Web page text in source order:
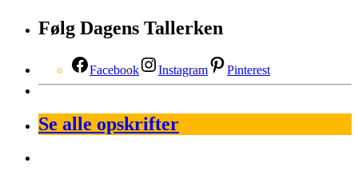
Følg Dagens Tallerken
Facebook Instagram Pinterest
Se alle opskrifter